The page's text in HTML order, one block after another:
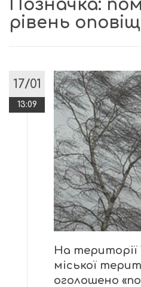
Позначка:
рівень
17/01
13:09
На території
міської
оголошено